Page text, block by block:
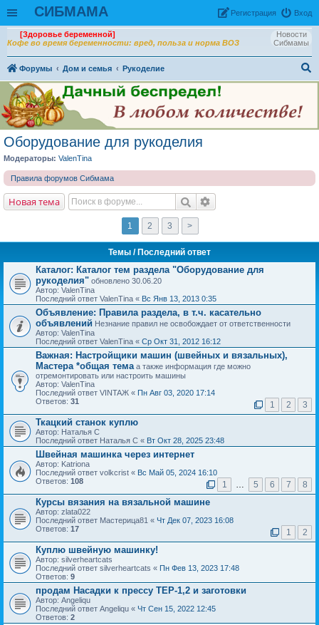
СИБМАМА Вход
Рeгиcтpaция
Новости
Сибмамы
[Здоровье беременной]
Кофе во время беременности: вред, польза и норма ВОЗ
Форумы Дом и семья
Рукоделие
ои
Оборудование для рукоделия
Модераторы: ValenTina
Правила форумов Сибмама
Новая тема
1 2 3 >
Темы / Последний ответ
Каталог: Каталог тем раздела "Оборудование для
рукоделия" обновлено 30.06.20
Автор: ValenTina
Последний ответ ValenTina « Вс Янв 13, 2013 0:35
Объявление: Правила раздела, в т.ч. касательно
объявлений Незнание правил не освобождает от ответственности
Автор: ValenTina
Последний ответ ValenTina « Ср Окт 31, 2012 16:12
Важная: Настройщики машин (швейных и вязальных),
Мастера *общая тема а также информация где можно
отремонтировать или настроить машины
Автор: ValenTina
Последний ответ VINTAЖ « Пн Авг 03, 2020 17:14
Ответов: 31 1 2 3
Ткацкий станок куплю
Автор: Наталья С
Последний ответ Наталья С « Вт Окт 28, 2025 23:48
Швейная машинка через интернет
Автор: Katriona
Последний ответ volkcrist « Вс Май 05, 2024 16:10
Ответов: 108 1 … 5 6 7 8
Курсы вязания на вязальной машине
Автор: zlata022
Последний ответ Мастерица81 « Чт Дек 07, 2023 16:08
Ответов: 17 1 2
Куплю швейную машинку!
Автор: silverheartcats
Последний ответ silverheartcats « Пн Фев 13, 2023 17:48
Ответов: 9
продам Насадки к прессу ТЕР-1,2 и заготовки
Автор: Angeliqu
Последний ответ Angeliqu « Чт Сен 15, 2022 12:45
Ответов: 2